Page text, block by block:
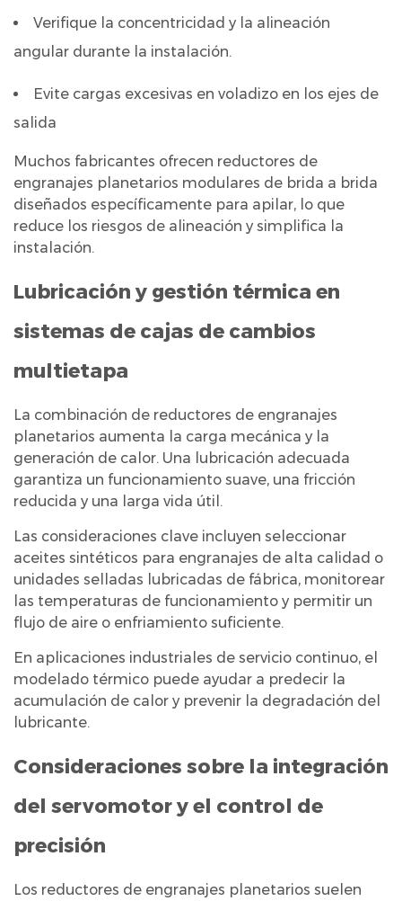
reductores
de
planetarios
de
rendimiento
Verifique la concentricidad y la alineación
angular durante la instalación.
Evite cargas excesivas en voladizo en los ejes de
salida
Muchos fabricantes ofrecen reductores de
engranajes planetarios modulares de brida a brida
diseñados específicamente para apilar, lo que
reduce los riesgos de alineación y simplifica la
instalación.
Lubricación y gestión térmica en
sistemas de cajas de cambios
multietapa
La combinación de reductores de engranajes
planetarios aumenta la carga mecánica y la
generación de calor. Una lubricación adecuada
garantiza un funcionamiento suave, una fricción
reducida y una larga vida útil.
Las consideraciones clave incluyen seleccionar
aceites sintéticos para engranajes de alta calidad o
unidades selladas lubricadas de fábrica, monitorear
las temperaturas de funcionamiento y permitir un
flujo de aire o enfriamiento suficiente.
En aplicaciones industriales de servicio continuo, el
modelado térmico puede ayudar a predecir la
acumulación de calor y prevenir la degradación del
lubricante.
Consideraciones sobre la integración
del servomotor y el control de
precisión
Los reductores de engranajes planetarios suelen